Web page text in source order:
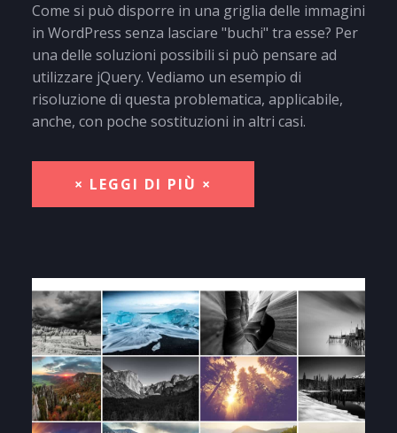
Come si può disporre in una griglia delle immagini
in WordPress senza lasciare "buchi" tra esse? Per
una delle soluzioni possibili si può pensare ad
utilizzare jQuery. Vediamo un esempio di
risoluzione di questa problematica, applicabile,
anche, con poche sostituzioni in altri casi.
× LEGGI DI PIÙ ×